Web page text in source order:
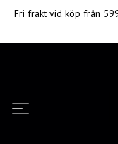
Fri frakt vid köp från